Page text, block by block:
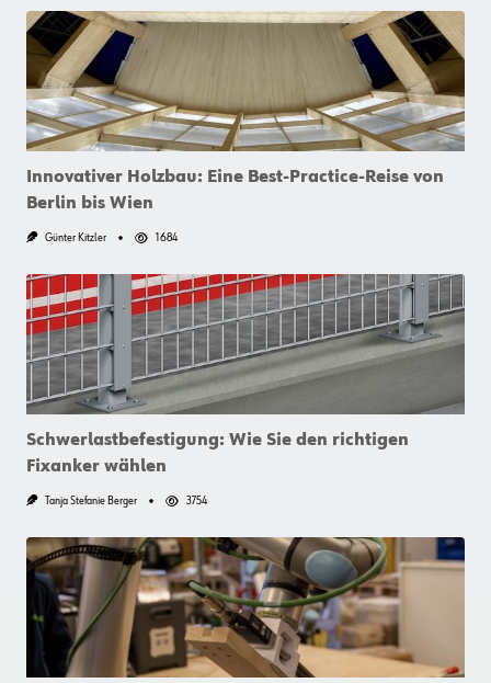
Innovativer Holzbau: Eine Best-Practice-Reise von
Berlin bis Wien
Günter Kitzler 1684
Schwerlastbefestigung: Wie Sie den richtigen
Fixanker wählen
Tanja Stefanie Berger 3754